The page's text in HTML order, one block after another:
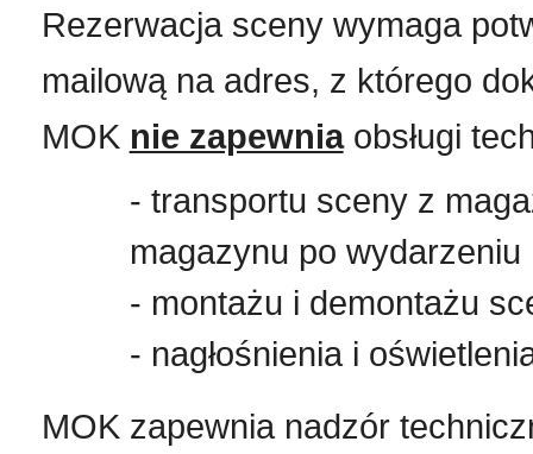
Rezerwacja sceny wymaga
mailową na adres, z którego
MOK nie zapewniaobsługi
- transportu sceny z
magazynu po wydarzeniu
- montażu i demontażu
- nagłośnienia i
MOK zapewnia nadzór